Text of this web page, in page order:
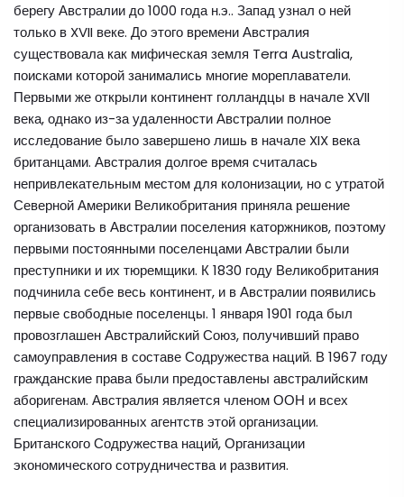
берегу Австралии до 1000 года н.э.. Запад узнал о ней
только в XVII веке. До этого времени Австралия
существовала как мифическая земля Terra Australia,
поисками которой занимались многие мореплаватели.
Первыми же открыли континент голландцы в начале XVII
века, однако из-за удаленности Австралии полное
исследование было завершено лишь в начале XIX века
британцами. Австралия долгое время считалась
непривлекательным местом для колонизации, но с утратой
Северной Америки Великобритания приняла решение
организовать в Австралии поселения каторжников, поэтому
первыми постоянными поселенцами Австралии были
преступники и их тюремщики. К 1830 году Великобритания
подчинила себе весь континент, и в Австралии появились
первые свободные поселенцы. 1 января 1901 года был
провозглашен Австралийский Союз, получивший право
самоуправления в составе Содружества наций. В 1967 году
гражданские права были предоставлены австралийским
аборигенам. Австралия является членом ООН и всех
специализированных агентств этой организации.
Британского Содружества наций, Организации
экономического сотрудничества и развития.